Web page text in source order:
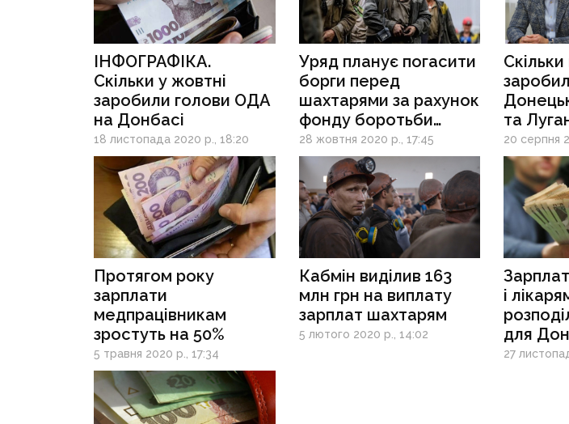
ІНФОГРАФІКА.
Скільки у жовтні
заробили голови ОДА
на Донбасі
18 листопада 2020 р., 18:20
Уряд планує погасити
борги перед
шахтарями за рахунок
фонду боротьби
із COVID
28 жовтня 2020 р., 17:45
Скільки
та
20 серпня
Протягом року
зарплати
медпрацівникам
зростуть на 50%
5 травня 2020 р., 17:34
Кабмін виділив 163
млн грн на виплату
зарплат шахтарям
5 лютого 2020 р., 14:02
і
для
та
27